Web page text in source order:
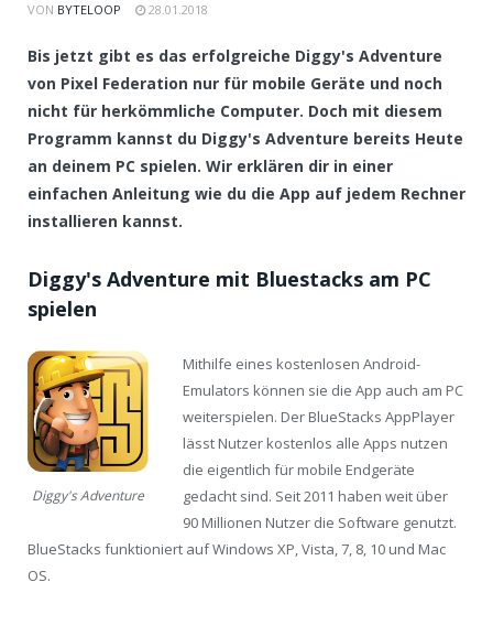
VON BYTELOOP 28.01.2018
Bis jetzt gibt es das erfolgreiche Diggy's Adventure
von Pixel Federation nur für mobile Geräte und noch
nicht für herkömmliche Computer. Doch mit diesem
Programm kannst du Diggy's Adventure bereits Heute
an deinem PC spielen. Wir erklären dir in einer
einfachen Anleitung wie du die App auf jedem Rechner
installieren kannst.
Diggy's Adventure mit Bluestacks am PC
spielen
Diggy's Adventure
Mithilfe eines kostenlosen Android-
Emulators können sie die App auch am PC
weiterspielen. Der BlueStacks AppPlayer
lässt Nutzer kostenlos alle Apps nutzen
die eigentlich für mobile Endgeräte
gedacht sind. Seit 2011 haben weit über
90 Millionen Nutzer die Software genutzt.
BlueStacks funktioniert auf Windows XP, Vista, 7, 8, 10 und Mac
OS.